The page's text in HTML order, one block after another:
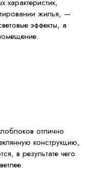
характеристик,
жилья, —
эффекты, а
отлично
конструкцию,
в результате чего